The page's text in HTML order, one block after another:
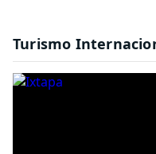
Turismo